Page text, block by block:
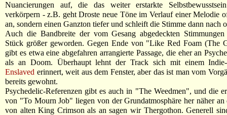
Nuancierungen auf, die das weiter erstarkte
verkörpern - z.B. geht Droste neue Töne im Verlauf einer Melodie
an, sondern einen Ganzton tiefer und schleift die Stimme dann nach
Auch die Bandbreite der vom Gesang abgedeckten
Stück größer geworden. Gegen Ende von "Like Red Foam (The
gibt es etwa eine abgefahren arrangierte Passage, die eher an
als an Doom. Überhaupt lehnt der Track sich mit einem
Enslaved erinnert, weit aus dem Fenster, aber das ist man vom
bereits gewohnt.
Psychedelic-Referenzen gibt es auch in "The Weedmen", und die
von "To Mourn Job" liegen von der Grundatmosphäre her näher an
von alten King Crimson als an sagen wir Thergothon. Generell